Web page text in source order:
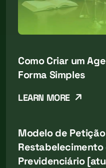
Como Criar um
Forma Simples
LEARN MORE
Modelo de
Previdenciário